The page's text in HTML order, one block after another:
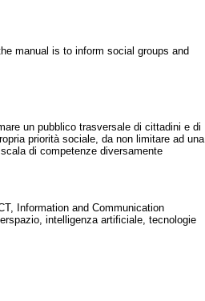
manual is to inform social groups and
un pubblico trasversale di cittadini e di
priorità sociale, da non limitare ad una
di competenze diversamente
Information and Communication
intelligenza artificiale, tecnologie